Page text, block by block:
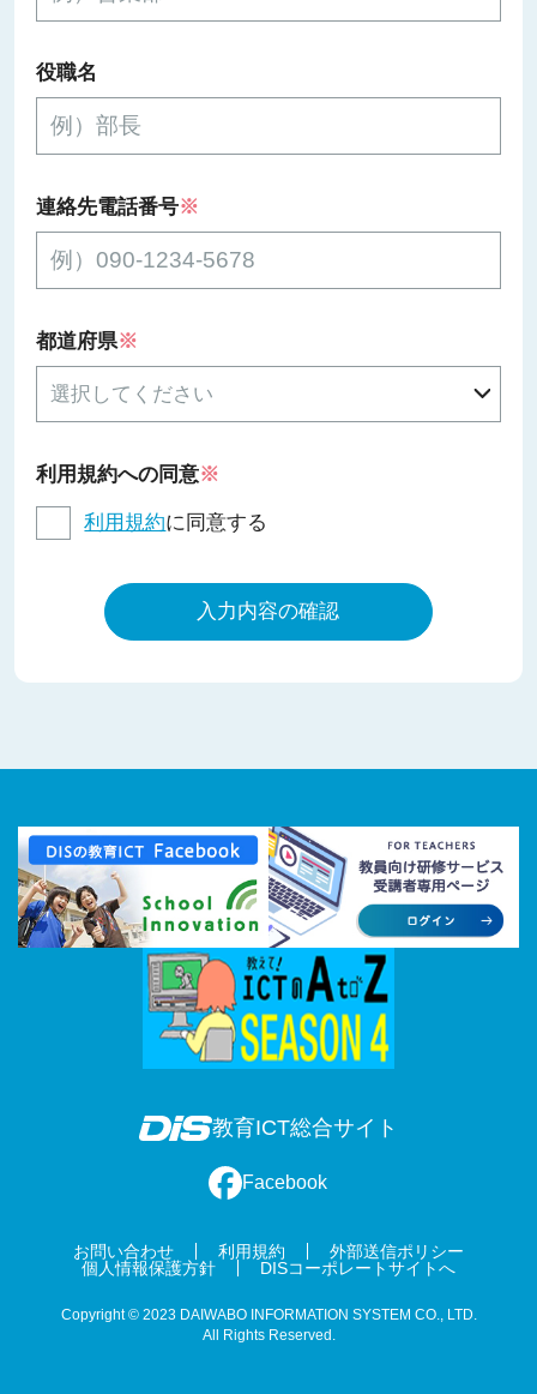
役職名
連絡先電話番号※
都道府県※
利用規約への同意※
利用規約に同意する
入力内容の確認
教育ICT総合サイト
Facebook
お問い合わせ 利用規約
外部送信ポリシー
個人情報保護方針
DISコーポレートサイトへ
Copyright © 2023 DAIWABO INFORMATION SYSTEM CO., LTD.
All Rights Reserved.